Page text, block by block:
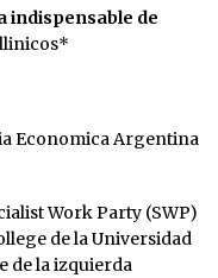
indispensable de
Economica Argentina
Work Party (SWP)
de la Universidad
de la izquierda